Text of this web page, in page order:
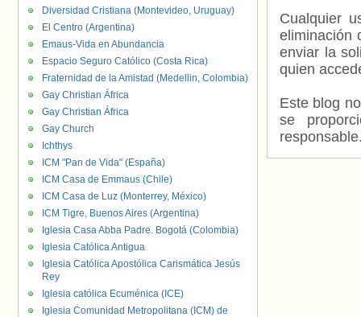
Cualquier
eliminación
enviar la
quien
Este blog
se
Diversidad Cristiana (Montevideo, Uruguay)
El Centro (Argentina)
Emaus-Vida en Abundancia
Espacio Seguro Católico (Costa Rica)
Fraternidad de la Amistad (Medellin, Colombia)
Gay Christian África
Gay Christian África
Gay Church
Ichthys
ICM "Pan de Vida" (España)
ICM Casa de Emmaus (Chile)
ICM Casa de Luz (Monterrey, México)
ICM Tigre, Buenos Aires (Argentina)
Iglesia Casa Abba Padre. Bogotá (Colombia)
Iglesia Católica Antigua
Iglesia Católica Apostólica Carismática Jesús
Rey
Iglesia católica Ecuménica (ICE)
Iglesia Comunidad Metropolitana (ICM) de